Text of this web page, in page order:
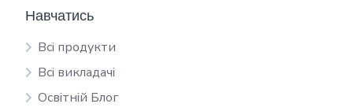
Навчатись
Всі продукти
Всі викладачі
Освітній Блог